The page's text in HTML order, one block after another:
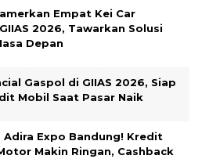
Empat Kei Car
2026, Tawarkan Solusi
Depan
Gaspol di GIIAS 2026, Siap
Mobil Saat Pasar Naik
Adira Expo Bandung! Kredit
Makin Ringan, Cashback